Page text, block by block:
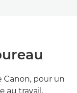
Canon, pour un
au travail.